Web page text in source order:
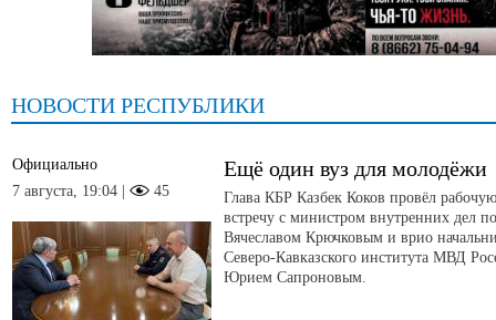
НОВОСТИ РЕСПУБЛИКИ
Официально
7 августа, 19:04 |
45
Ещё один вуз для молодёжи
Глава КБР Казбек Коков провёл рабочую
встречу с министром внутренних дел
Вячеславом Крючковым и врио
Северо-Кавказского института МВД
Юрием Сапроновым.